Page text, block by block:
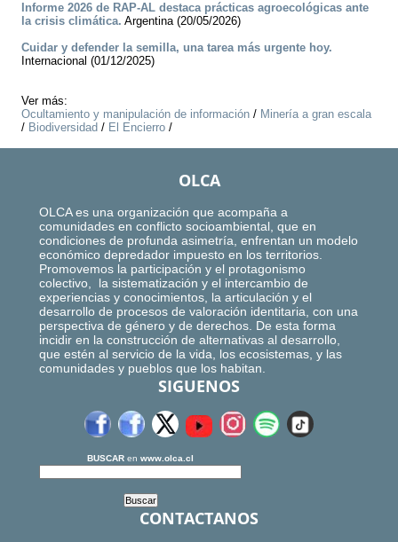
Informe 2026 de RAP-AL destaca prácticas agroecológicas ante
la crisis climática. Argentina (20/05/2026)
Cuidar y defender la semilla, una tarea más urgente hoy.
Internacional (01/12/2025)
Ver más:
Ocultamiento y manipulación de información / Minería a gran escala
/ Biodiversidad / El Encierro /
OLCA
OLCA es una organización que acompaña a
comunidades en conflicto socioambiental, que en
condiciones de profunda asimetría, enfrentan un modelo
económico depredador impuesto en los territorios.
Promovemos la participación y el protagonismo
colectivo, la sistematización y el intercambio de
experiencias y conocimientos, la articulación y el
desarrollo de procesos de valoración identitaria, con una
perspectiva de género y de derechos. De esta forma
incidir en la construcción de alternativas al desarrollo,
que estén al servicio de la vida, los ecosistemas, y las
comunidades y pueblos que los habitan.
SIGUENOS
BUSCAR en www.olca.cl
CONTACTANOS